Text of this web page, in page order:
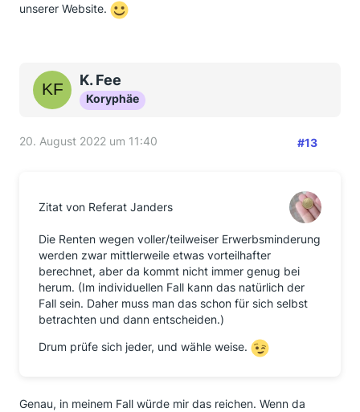
unserer Website.
K. Fee
Koryphäe
20. August 2022 um 11:40 #13
Zitat von Referat Janders
Die Renten wegen voller/teilweiser Erwerbsminderung
werden zwar mittlerweile etwas vorteilhafter
berechnet, aber da kommt nicht immer genug bei
herum. (Im individuellen Fall kann das natürlich der
Fall sein. Daher muss man das schon für sich selbst
betrachten und dann entscheiden.)
Drum prüfe sich jeder, und wähle weise.
Genau, in meinem Fall würde mir das reichen. Wenn da